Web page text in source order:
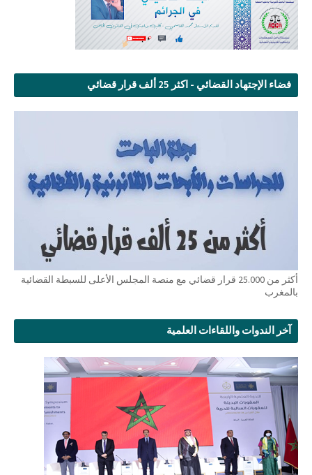
فضاء الإجتهاد القضائي - اكثر 25 ألف قرار قضائي
أكثر من 25.000 قرار قضائي مع منصة المجلس الأعلى للسبطة القضائية
بالمغرب
آخر الندوات واللقاءات العلمية